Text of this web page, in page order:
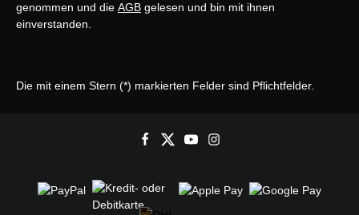
genommen und die AGB gelesen und bin mit ihnen
einverstanden.
Die mit einem Stern (*) markierten Felder sind Pflichtfelder.